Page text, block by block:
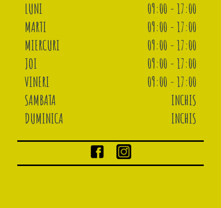
LUNI
09:00 - 17:00
MARTI
09:00 - 17:00
MIERCURI
09:00 - 17:00
JOI
09:00 - 17:00
VINERI
09:00 - 17:00
SAMBATA
INCHIS
DUMINICA
INCHIS